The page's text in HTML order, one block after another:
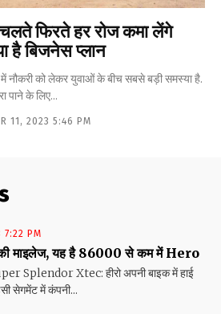
फिरते हर रोज कमा लेंगे
है बिजनेस प्लान
को लेकर युवाओं के बीच सबसे बड़ी समस्या है.
पाने के लिए...
11, 2023 5:46 PM
7:22 PM
माइलेज, यह है 86000 से कम में Hero
Splendor Xtec: हीरो अपनी बाइक में हाई
सेगमेंट में कंपनी...